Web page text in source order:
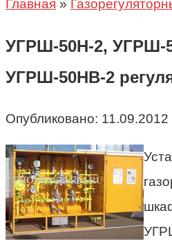
Главная »
УГРШ-50Н-2, УГРШ-
УГРШ-50НВ-2
Опубликовано: 11.09.2012